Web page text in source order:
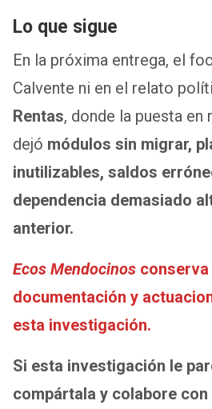
Lo que sigue
En la próxima entrega, el
Calvente ni en el relato
Rentas, donde la puesta
dejó módulos sin migrar,
inutilizables, saldos
dependencia demasiado
anterior.
Ecos Mendocinos
documentación y
esta investigación.
Si esta investigación le
compártala y colabore con